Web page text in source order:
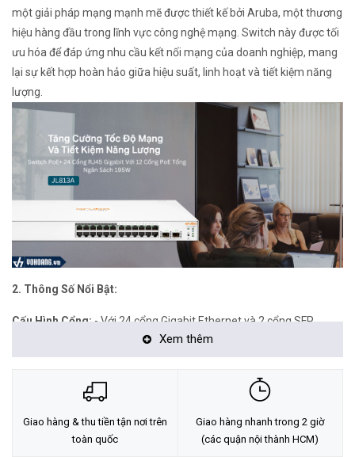
một giải pháp mạng mạnh mẽ được thiết kế bởi Aruba, một thương
hiệu hàng đầu trong lĩnh vực công nghệ mạng. Switch này được tối
ưu hóa để đáp ứng nhu cầu kết nối mạng của doanh nghiệp, mang
lại sự kết hợp hoàn hảo giữa hiệu suất, linh hoạt và tiết kiệm năng
lượng.
2. Thông Số Nổi Bật:
Cấu Hình Cổng:- Với 24 cổng Gigabit Ethernet và 2 cổng SFP,
switch này cung cấp kết nối linh hoạt và tốc độ cao cho nhiều thiết
bị trong mạng.
Power over Ethernet (PoE+):
- Với 12 cổng PoE+ Class4 và tổng
camera IP, điểm truy cập mạng mà không cần nguồn điện bổ sung.
Xem thêm
Giao hàng & thu tiền tận nơi trên
toàn quốc
Giao hàng nhanh trong 2 giờ
(các quận nội thành HCM)